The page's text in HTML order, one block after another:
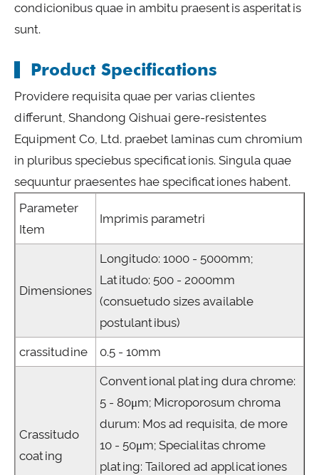
condicionibus quae in ambitu praesentis asperitatis
sunt.
Product Specifications
Providere requisita quae per varias clientes
differunt, Shandong Qishuai gere-resistentes
Equipment Co, Ltd. praebet laminas cum chromium
in pluribus speciebus specificationis. Singula quae
sequuntur praesentes hae specificationes habent.
Parameter
Item
Imprimis parametri
Dimensiones
Longitudo: 1000 - 5000mm;
Latitudo: 500 - 2000mm
(consuetudo sizes available
postulantibus)
crassitudine 0.5 - 10mm
Crassitudo
coating
Conventional plating dura chrome:
5 - 80μm; Microporosum chroma
durum: Mos ad requisita, de more
10 - 50μm; Specialitas chrome
plating: Tailored ad applicationes